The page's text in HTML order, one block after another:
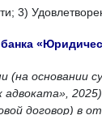
3)
основании
адвоката», 2025)
договор) в